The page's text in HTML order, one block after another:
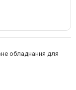
обладнання для